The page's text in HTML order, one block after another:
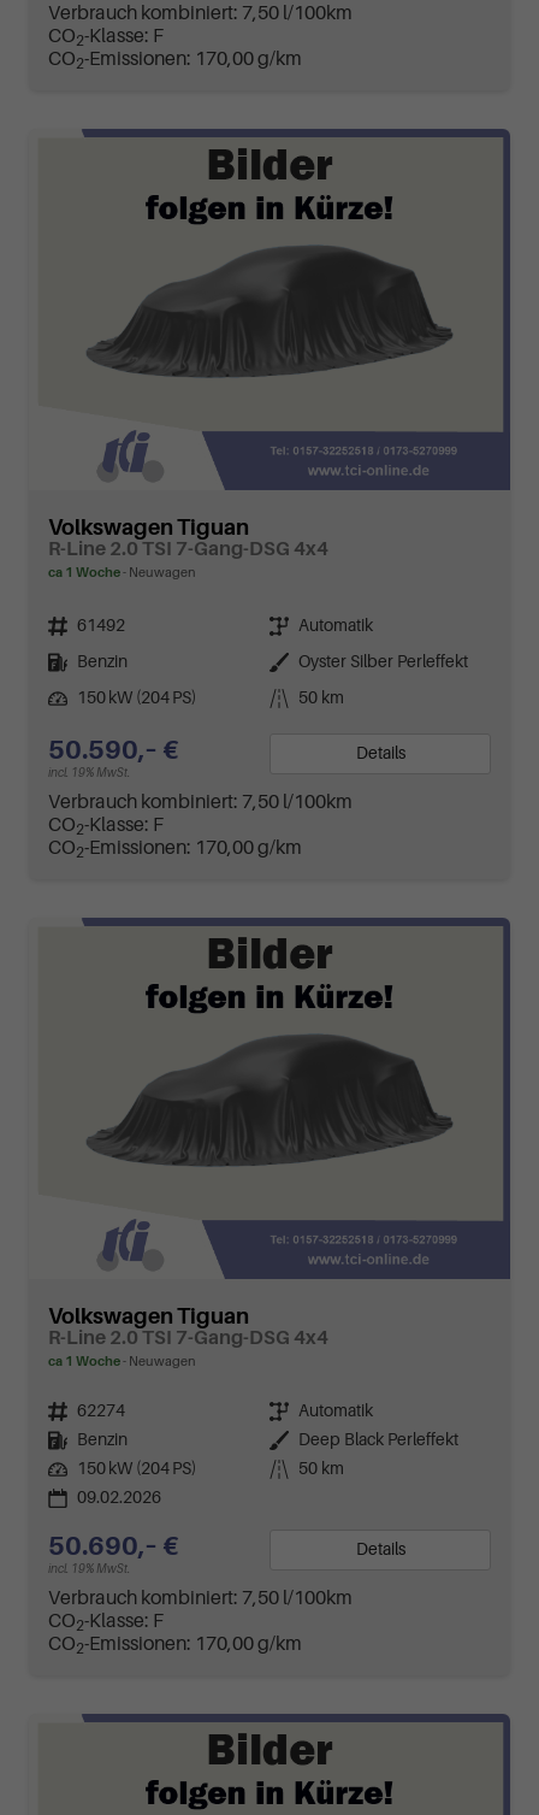
Verbrauch kombiniert: 7,50 l/100km
CO2-Klasse: F
CO2-Emissionen: 170,00 g/km
Volkswagen Tiguan
R-Line 2.0 TSI 7-Gang-DSG 4x4
ca 1 Woche Neuwagen
Fahrzeugnr. 61492 Getriebe Automatik
Kraftstoff
Benzin Außenfarbe Oyster Silber Perleffekt
Leistung
150 kW (204 PS) Kilometerstand 50 km
50.590,– €
incl. 19% MwSt.
Details
Verbrauch kombiniert: 7,50 l/100km
CO2-Klasse: F
CO2-Emissionen: 170,00 g/km
Volkswagen Tiguan
R-Line 2.0 TSI 7-Gang-DSG 4x4
ca 1 Woche Neuwagen
Fahrzeugnr. 62274 Getriebe Automatik
Kraftstoff
Benzin Außenfarbe
Deep Black Perleffekt
Leistung
150 kW (204 PS) Kilometerstand
50 km
09.02.2026
50.690,– €
incl. 19% MwSt.
Details
Verbrauch kombiniert: 7,50 l/100km
CO2-Klasse: F
CO2-Emissionen: 170,00 g/km